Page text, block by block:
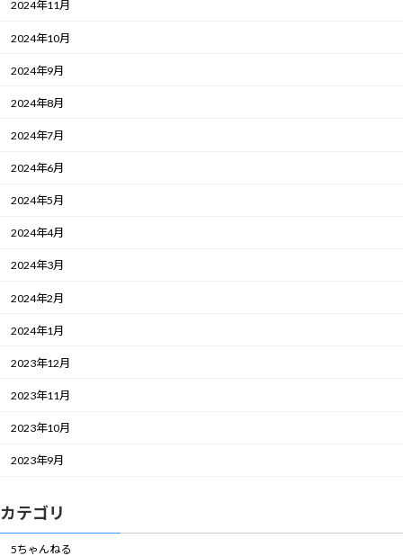
2024年11月
2024年10月
2024年9月
2024年8月
2024年7月
2024年6月
2024年5月
2024年4月
2024年3月
2024年2月
2024年1月
2023年12月
2023年11月
2023年10月
2023年9月
カテゴリ
5ちゃんねる